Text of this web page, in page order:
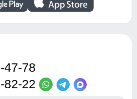
47-78
82-22